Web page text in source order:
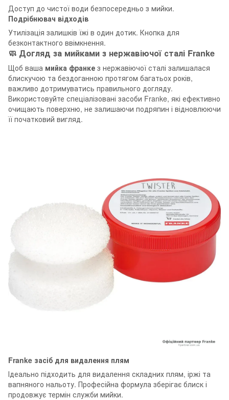
Доступ до чистої води безпосередньо з мийки.
Подрібнювач відходів
Утилізація залишків їжі в один дотик. Кнопка для
безконтактного ввімкнення.
🧼 Догляд за мийками з нержавіючої сталі Franke
Щоб ваша мийка франке з нержавіючої сталі залишалася
блискучою та бездоганною протягом багатьох років,
важливо дотримуватись правильного догляду.
Використовуйте спеціалізовані засоби Franke, які ефективно
очищають поверхню, не залишаючи подряпин і відновлюючи
її початковий вигляд.
Franke засіб для видалення плям
Ідеально підходить для видалення складних плям, іржі та
вапняного нальоту. Професійна формула зберігає блиск і
продовжує термін служби мийки.